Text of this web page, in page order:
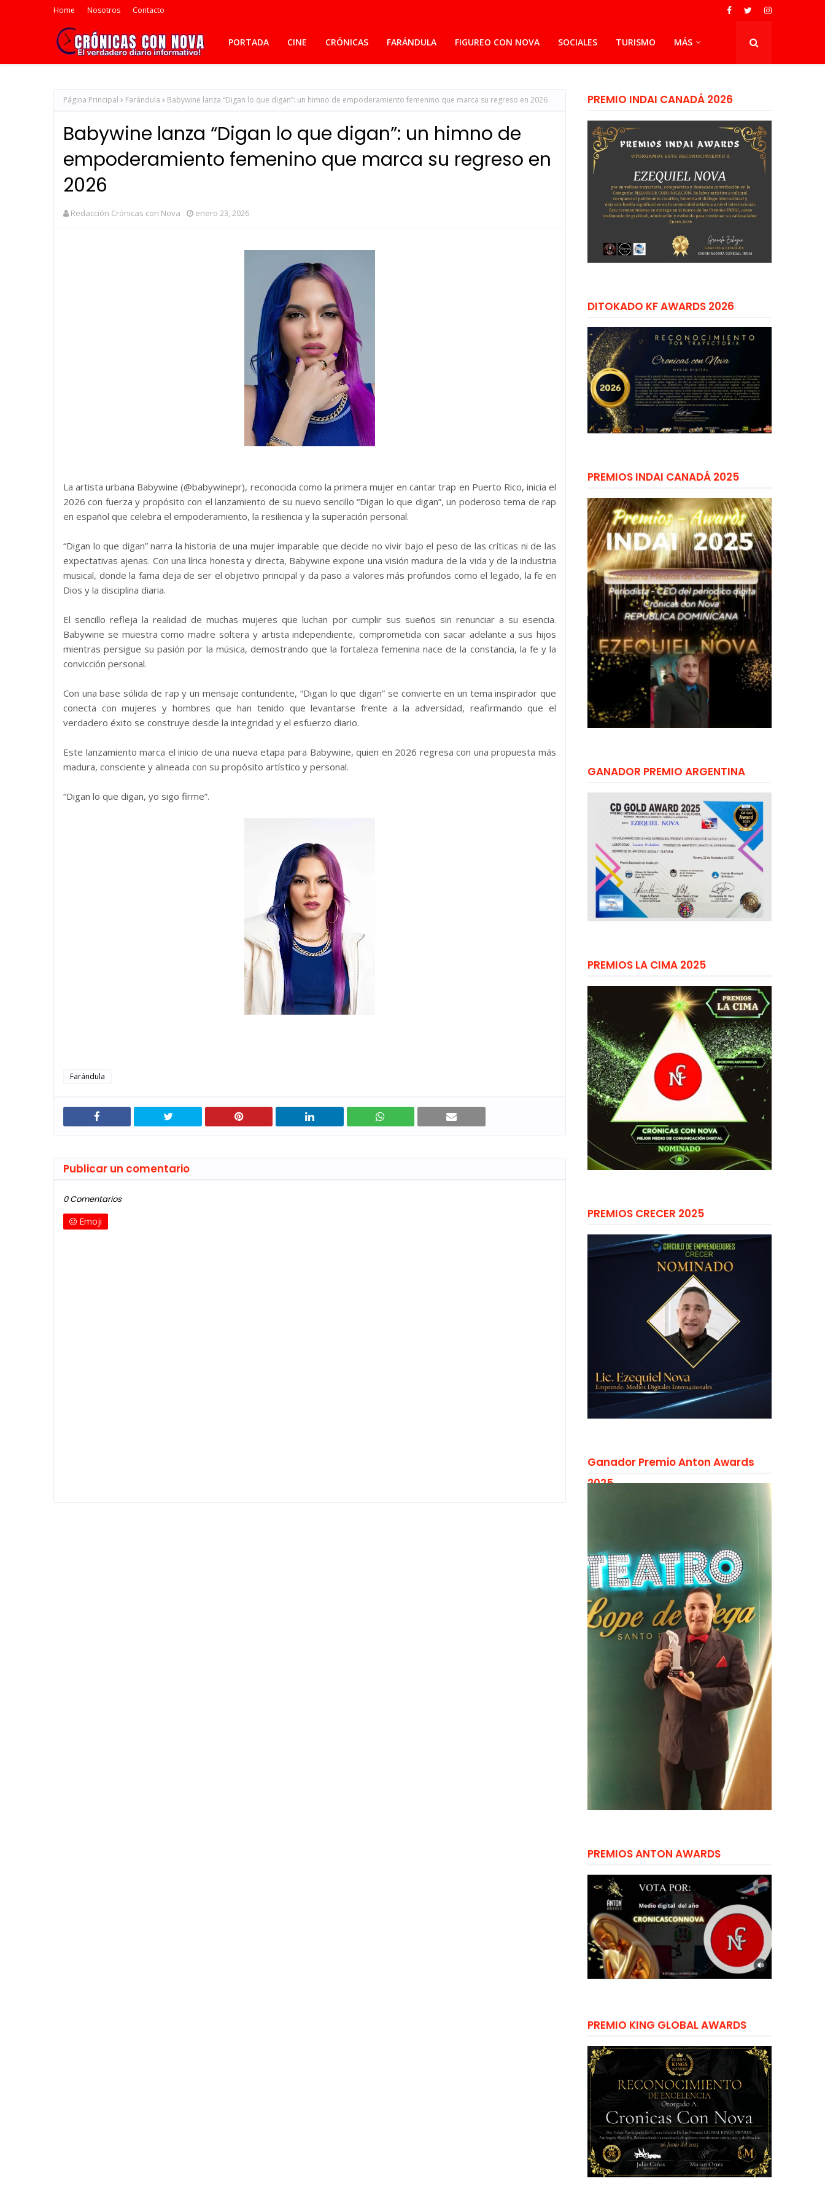
Home Nosotros Contacto
PORTADA CINE CRÓNICAS FARÁNDULA FIGUREO CON NOVA SOCIALES TURISMO MÁS
Página Principal Farándula Babywine lanza “Digan lo que digan”: un himno de empoderamiento femenino que marca su regreso en 2026
Babywine lanza “Digan lo que digan”: un himno de
empoderamiento femenino que marca su regreso en
2026
Redacción Crónicas con Nova enero 23, 2026
La artista urbana Babywine (@babywinepr), reconocida como la primera mujer en cantar trap en Puerto Rico, inicia el
2026 con fuerza y propósito con el lanzamiento de su nuevo sencillo “Digan lo que digan”, un poderoso tema de rap
en español que celebra el empoderamiento, la resiliencia y la superación personal.
“Digan lo que digan” narra la historia de una mujer imparable que decide no vivir bajo el peso de las críticas ni de las
expectativas ajenas. Con una lírica honesta y directa, Babywine expone una visión madura de la vida y de la industria
musical, donde la fama deja de ser el objetivo principal y da paso a valores más profundos como el legado, la fe en
Dios y la disciplina diaria.
El sencillo refleja la realidad de muchas mujeres que luchan por cumplir sus sueños sin renunciar a su esencia.
Babywine se muestra como madre soltera y artista independiente, comprometida con sacar adelante a sus hijos
mientras persigue su pasión por la música, demostrando que la fortaleza femenina nace de la constancia, la fe y la
convicción personal.
Con una base sólida de rap y un mensaje contundente, “Digan lo que digan” se convierte en un tema inspirador que
conecta con mujeres y hombres que han tenido que levantarse frente a la adversidad, reafirmando que el
verdadero éxito se construye desde la integridad y el esfuerzo diario.
Este lanzamiento marca el inicio de una nueva etapa para Babywine, quien en 2026 regresa con una propuesta más
madura, consciente y alineada con su propósito artístico y personal.
“Digan lo que digan, yo sigo firme”.
Farándula
Publicar un comentario
0 Comentarios
Emoji
PREMIO INDAI CANADÁ 2026
DITOKADO KF AWARDS 2026
PREMIOS INDAI CANADÁ 2025
GANADOR PREMIO ARGENTINA
PREMIOS LA CIMA 2025
PREMIOS CRECER 2025
Ganador Premio Anton Awards
2025
PREMIOS ANTON AWARDS
PREMIO KING GLOBAL AWARDS